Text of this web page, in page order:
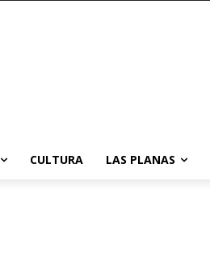
CULTURA LAS PLANAS